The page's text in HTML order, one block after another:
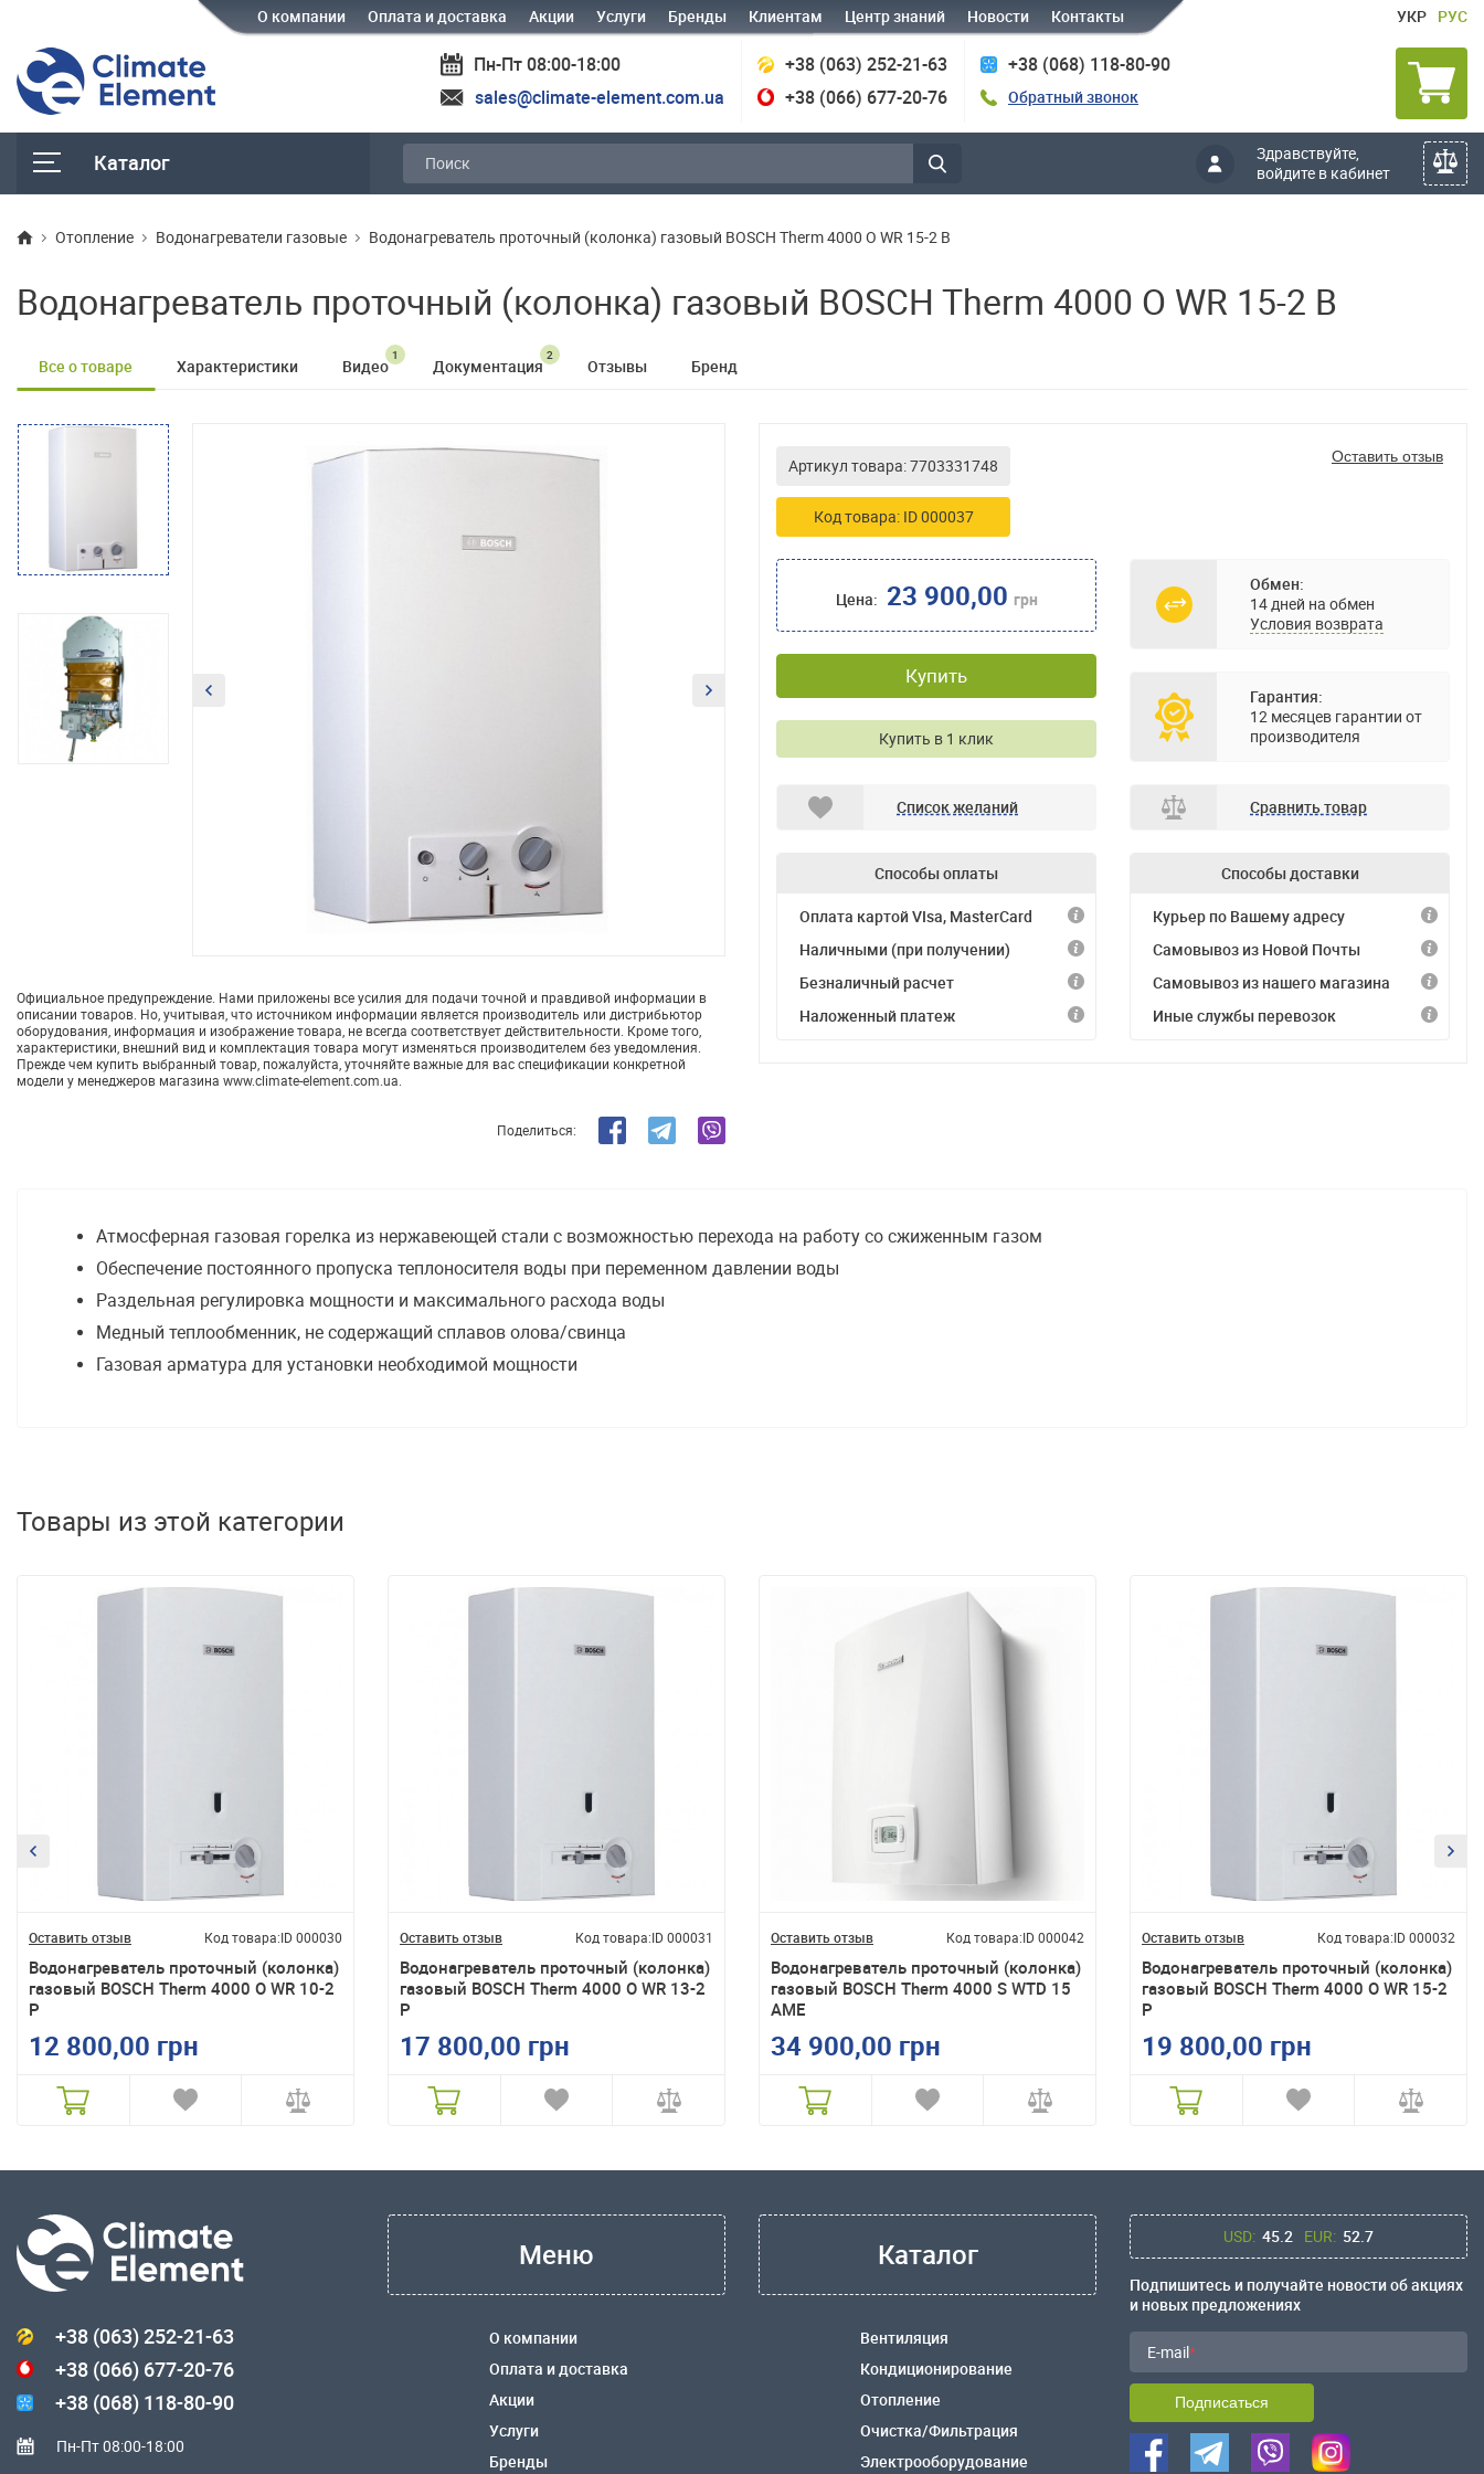
О компании Оплата и доставка Акции Услуги Бренды Клиентам Центр знаний Новости Контакты УКР РУС
Пн-Пт 08:00-18:00
sales@climate-element.com.ua
+38 (063) 252-21-63
+38 (066) 677-20-76
+38 (068) 118-80-90
Обратный звонок
Каталог
Здравствуйте,
войдите в кабинет
Отопление Водонагреватели газовые Водонагреватель проточный (колонка) газовый BOSCH Therm 4000 O WR 15-2 B
Водонагреватель проточный (колонка) газовый BOSCH Therm 4000 O WR 15-2 B
Все о товаре Характеристики Видео
1
Документация
2
Отзывы Бренд
Официальное предупреждение. Нами приложены все усилия для подачи точной и правдивой информации в
описании товаров. Но, учитывая, что источником информации является производитель или дистрибьютор
оборудования, информация и изображение товара, не всегда соответствует действительности. Кроме того,
характеристики, внешний вид и комплектация товара могут изменяться производителем без уведомления.
Прежде чем купить выбранный товар, пожалуйста, уточняйте важные для вас спецификации конкретной
модели у менеджеров магазина www.climate-element.com.ua.
Поделиться:
Артикул товара: 7703331748
Код товара: ID 000037
Оставить отзыв
Цена: 23 900,00 грн
Купить
Купить в 1 клик
Обмен:
14 дней на обмен
Условия возврата
Гарантия:
12 месяцев гарантии от
производителя
Список желаний Сравнить товар
Способы оплаты
Оплата картой VIsa, MasterCard
Наличными (при получении)
Безналичный расчет
Наложенный платеж
Способы доставки
Курьер по Вашему адресу
Самовывоз из Новой Почты
Самовывоз из нашего магазина
Иные службы перевозок
Атмосферная газовая горелка из нержавеющей стали с возможностью перехода на работу со сжиженным газом
Обеспечение постоянного пропуска теплоносителя воды при переменном давлении воды
Раздельная регулировка мощности и максимального расхода воды
Медный теплообменник, не содержащий сплавов олова/свинца
Газовая арматура для установки необходимой мощности
Товары из этой категории
Оставить отзыв Код товара:ID 000030
Водонагреватель проточный (колонка)
газовый BOSCH Therm 4000 O WR 10-2
P
12 800,00 грн
Оставить отзыв Код товара:ID 000031
Водонагреватель проточный (колонка)
газовый BOSCH Therm 4000 O WR 13-2
P
17 800,00 грн
Оставить отзыв Код товара:ID 000042
Водонагреватель проточный (колонка)
газовый BOSCH Therm 4000 S WTD 15
AME
34 900,00 грн
Оставить отзыв Код товара:ID 000032
Водонагреватель проточный (колонка)
газовый BOSCH Therm 4000 O WR 15-2
P
19 800,00 грн
+38 (063) 252-21-63
+38 (066) 677-20-76
+38 (068) 118-80-90
Пн-Пт 08:00-18:00
Меню
О компании
Оплата и доставка
Акции
Услуги
Бренды
Каталог
Вентиляция
Кондиционирование
Отопление
Очистка/Фильтрация
Электрооборудование
USD: 45.2 EUR: 52.7
Подпишитесь и получайте новости об акциях
и новых предложениях
E-mail
Подписаться